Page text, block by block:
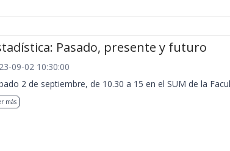
Pasado, presente y futuro
09-02 10:30:00
2 de septiembre, de 10.30 a 15 en el SUM de la
más